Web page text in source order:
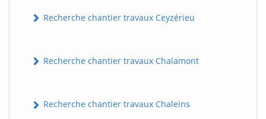
Recherche chantier travaux Ceyzérieu
Recherche chantier travaux Chalamont
Recherche chantier travaux Chaleins